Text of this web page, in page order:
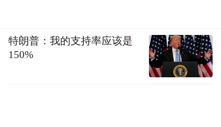
特朗普：我的支持率应该是
150%